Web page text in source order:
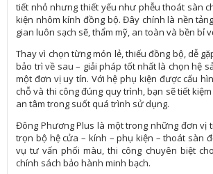
tiết nhỏ nhưng thiết yếu như phễu thoát sàn
kiện nhôm kính đồng bộ. Đây chính là nền
gian luôn sạch sẽ, thẩm mỹ, an toàn và bền bỉ
Thay vì chọn từng món lẻ, thiếu đồng bộ, dễ
bảo trì về sau – giải pháp tốt nhất là chọn hệ
một đơn vị uy tín. Với hệ phụ kiện được cấu
chỗ và thi công đúng quy trình, bạn sẽ tiết
an tâm trong suốt quá trình sử dụng.
Đông Phương Plus là một trong những đơn vị
trọn bộ hệ cửa – kính – phụ kiện – thoát sàn
vụ tư vấn phối màu, thi công chuyên biệt
chính sách bảo hành minh bạch.